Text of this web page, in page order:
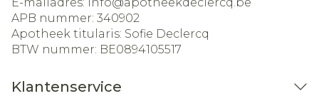
APB nummer: 340902
Apotheek titularis: Sofie Declercq
BTW nummer: BE0894105517
Klantenservice